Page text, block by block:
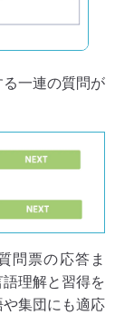
一連の質問が
問票の応答ま
理解と習得を
集団にも適応